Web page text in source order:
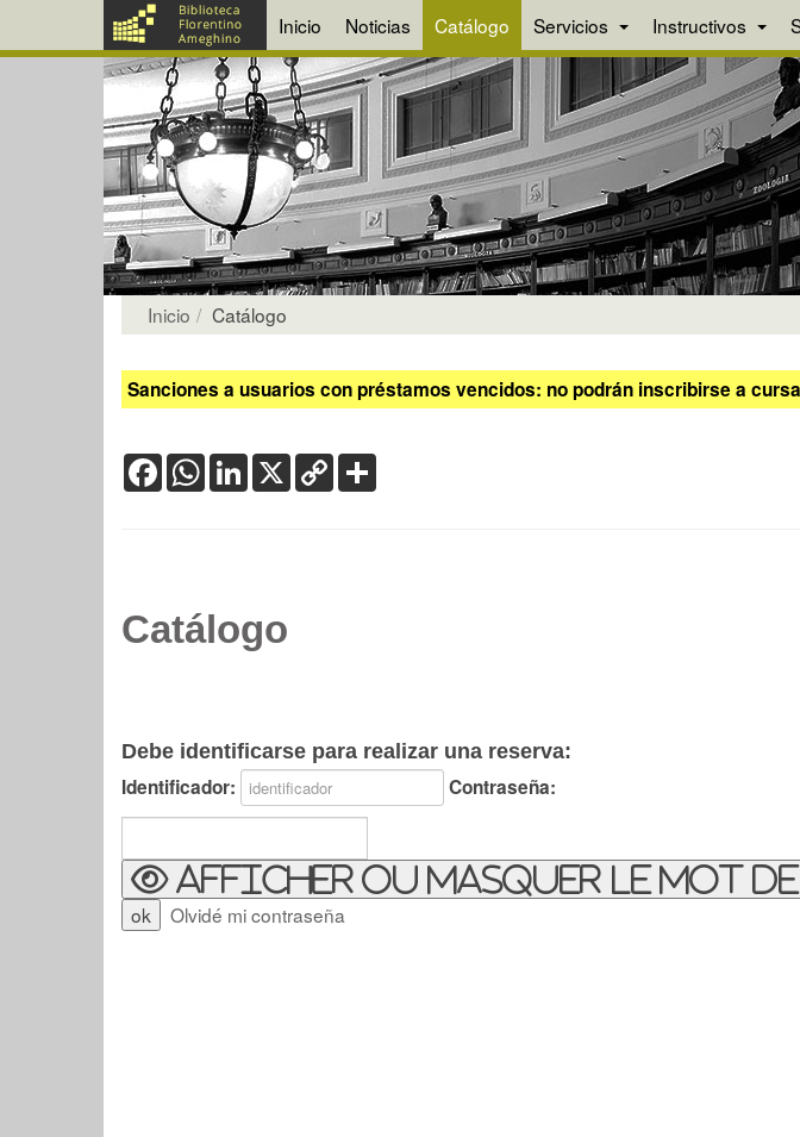
Inicio Noticias Catálogo Servicios Instructivos
Inicio Catálogo
Sanciones a usuarios con préstamos vencidos: no podrán inscribirse a
FacebookWhatsApp
LinkedIn
X Copy
Link
Catálogo
Debe identificarse para realizar una reserva:
Identificador: Contraseña:
Afficher ou masquer le mot de
Olvidé mi contraseña